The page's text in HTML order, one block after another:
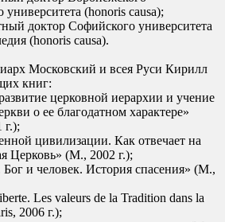
университета (honoris causa);
доктор Софийского университета
(honoris causa).
Московский и всея Руси Кирилл
книг:
церковной иерархии и учение
о ее благодатном характере»
г.);
цивилизации. Как отвечает на
Церковь» (М., 2002 г.);
и человек. История спасения» (М.,
Les valeurs de la Tradition dans la
2006 г.);